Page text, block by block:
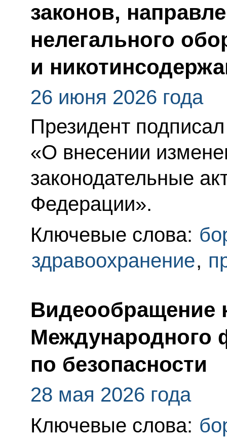
законов,
нелегального
и
26 июня 2026 года
Президент
«О внесении
законодательные
Федерации».
Ключевые слова:
здравоохранение,
Видеообращение
Международного
по безопасности
28 мая 2026 года
Ключевые слова: